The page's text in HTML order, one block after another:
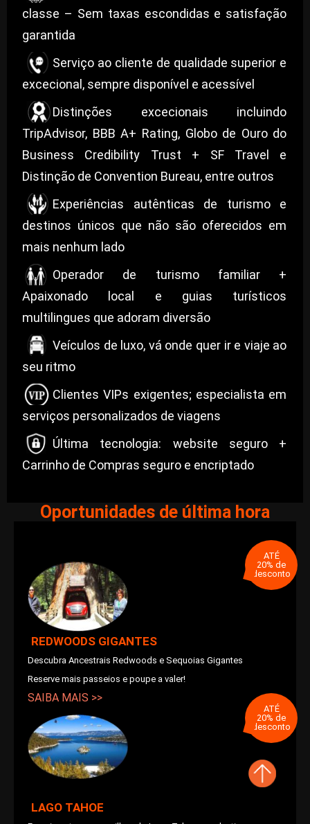
classe – Sem taxas escondidas e satisfação
garantida
Serviço ao cliente de qualidade superior e
excecional, sempre disponível e acessível
Distinções excecionais incluindo
TripAdvisor, BBB A+ Rating, Globo de Ouro do
Business Credibility Trust + SF Travel e
Distinção de Convention Bureau, entre outros
Experiências autênticas de turismo e
destinos únicos que não são oferecidos em
mais nenhum lado
Operador de turismo familiar +
Apaixonado local e guias turísticos
multilingues que adoram diversão
Veículos de luxo, vá onde quer ir e viaje ao
seu ritmo
Clientes VIPs exigentes; especialista em
serviços personalizados de viagens
Última tecnologia: website seguro +
Carrinho de Compras seguro e encriptado
Oportunidades de última hora
ATÉ
20% de
desconto
REDWOODS GIGANTES
Descubra Ancestrais Redwoods e Sequoias Gigantes
Reserve mais passeios e poupe a valer!
SAIBA MAIS >>
ATÉ
20% de
desconto
LAGO TAHOE